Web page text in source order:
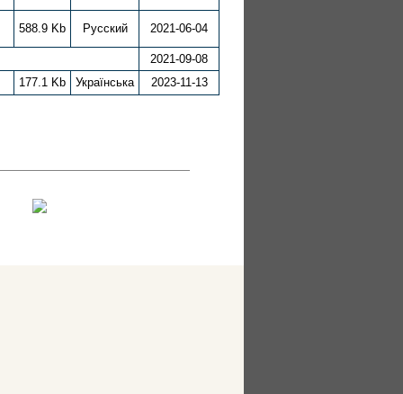
588.9 Kb Русский 2021-06-04
2021-09-08
177.1 Kb Українська 2023-11-13